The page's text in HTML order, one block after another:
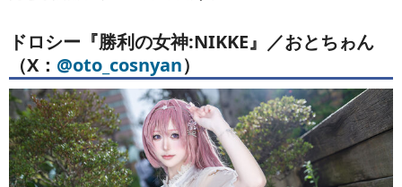
ドロシー『勝利の女神:NIKKE』／おとちゎん
（X： @oto_cosnyan）